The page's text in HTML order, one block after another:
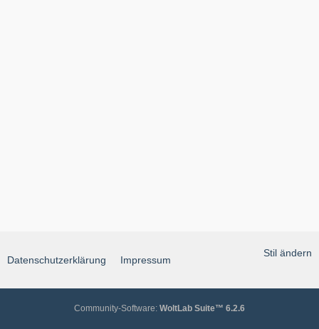
Stil ändern
Datenschutzerklärung Impressum
Community-Software: WoltLab Suite™ 6.2.6